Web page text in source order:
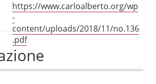
https://www.carloalberto.org/wp
-
content/uploads/2018/11/no.136
.pdf